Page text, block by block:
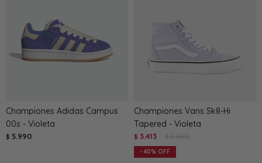
Championes Adidas Campus
00s - Violeta
$ 5.990
Championes Vans Sk8-Hi
Tapered - Violeta
$ 3.413 $ 5.690
40